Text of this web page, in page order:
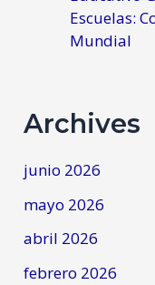
Escuelas:
Mundial
Archives
junio 2026
mayo 2026
abril 2026
febrero 2026